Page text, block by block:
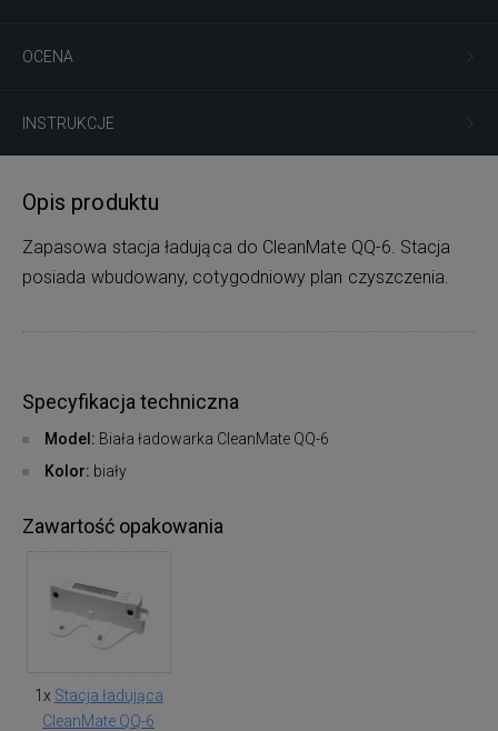
OCENA
INSTRUKCJE
Opis produktu
Zapasowa stacja ładująca do CleanMate QQ-6. Stacja
posiada wbudowany, cotygodniowy plan czyszczenia.
Specyfikacja techniczna
Model: Biała ładowarka CleanMate QQ-6
Kolor: biały
Zawartość opakowania
1x Stacja ładująca
CleanMate QQ-6